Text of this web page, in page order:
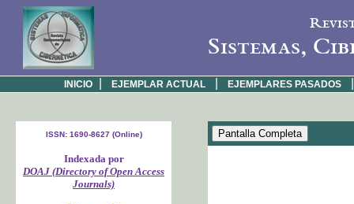
Sistemas,
INICIO EJEMPLAR ACTUAL EJEMPLARES PASADOS
ISSN: 1690-8627 (Online)
Indexada por
DOAJ (Directory of Open Access
Journals)